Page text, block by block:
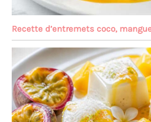
Recette d’entremets coco,